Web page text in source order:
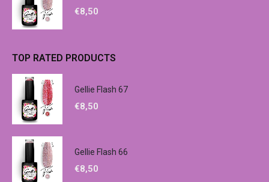
€8,50
TOP RATED PRODUCTS
Gellie Flash 67
€8,50
Gellie Flash 66
€8,50